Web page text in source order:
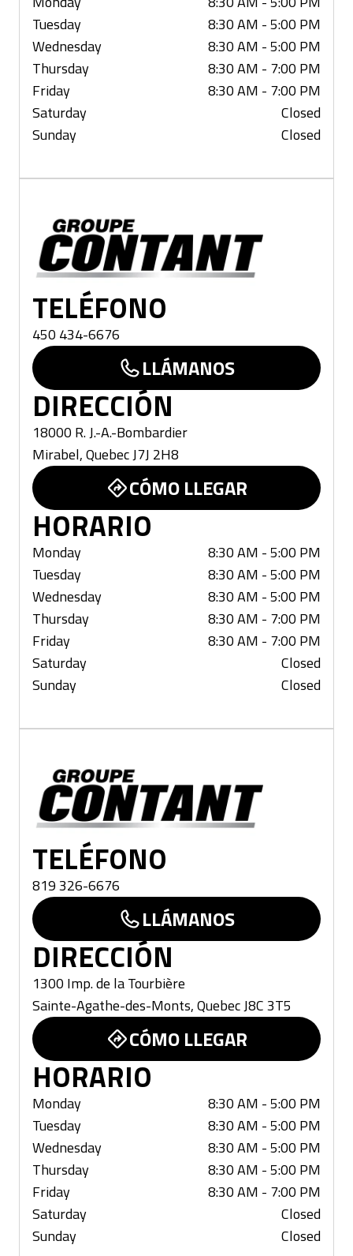
Tuesday
8:30 AM - 5:00 PM
Wednesday
8:30 AM - 5:00 PM
Thursday
8:30 AM - 7:00 PM
Friday
8:30 AM - 7:00 PM
Saturday
Closed
Sunday
Closed
Mirabel
TELÉFONO
450 434-6676
LLÁMANOS
DIRECCIÓN
18000 R. J.-A.-Bombardier
Mirabel,QuebecJ7J 2H8
CÓMO LLEGAR
HORARIO
Monday
8:30 AM - 5:00 PM
Tuesday
8:30 AM - 5:00 PM
Wednesday
8:30 AM - 5:00 PM
Thursday
8:30 AM - 7:00 PM
Friday
8:30 AM - 7:00 PM
Saturday
Closed
Sunday
Closed
Ste-Agathe
TELÉFONO
819 326-6676
LLÁMANOS
DIRECCIÓN
1300 Imp. de la Tourbière
Sainte-Agathe-des-Monts,QuebecJ8C 3T5
CÓMO LLEGAR
HORARIO
Monday
8:30 AM - 5:00 PM
Tuesday
8:30 AM - 5:00 PM
Wednesday
8:30 AM - 5:00 PM
Thursday
8:30 AM - 5:00 PM
Friday
8:30 AM - 7:00 PM
Saturday
Closed
Sunday
Closed